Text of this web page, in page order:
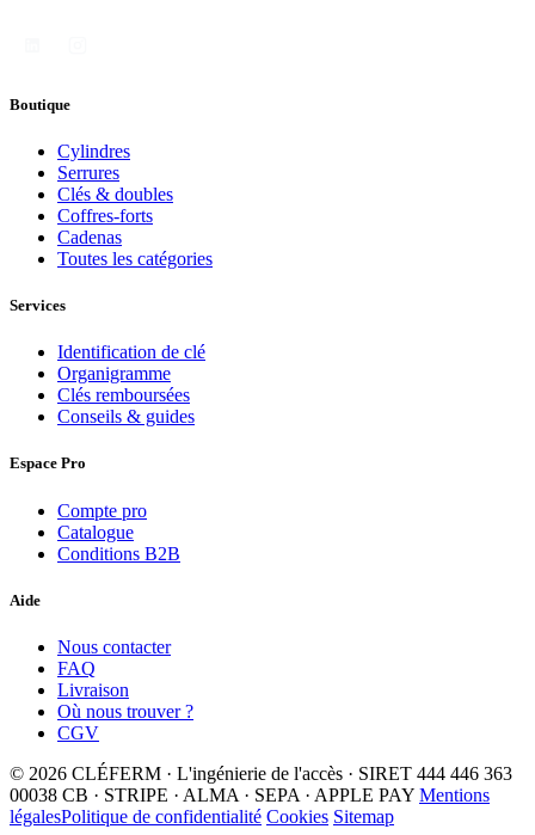
Boutique
Cylindres
Serrures
Clés & doubles
Coffres-forts
Cadenas
Toutes les catégories
Services
Identification de clé
Organigramme
Clés remboursées
Conseils & guides
Espace Pro
Compte pro
Catalogue
Conditions B2B
Aide
Nous contacter
FAQ
Livraison
Où nous trouver ?
CGV
© 2026 CLÉFERM · L'ingénierie de l'accès · SIRET 444 446 363
00038 CB · STRIPE · ALMA · SEPA · APPLE PAY Mentions
légalesPolitique de confidentialité Cookies Sitemap